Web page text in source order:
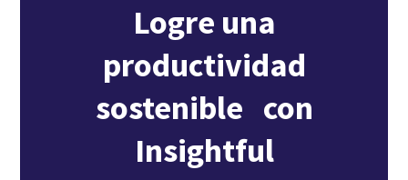
Logre una
productividad
sostenible con
Insightful